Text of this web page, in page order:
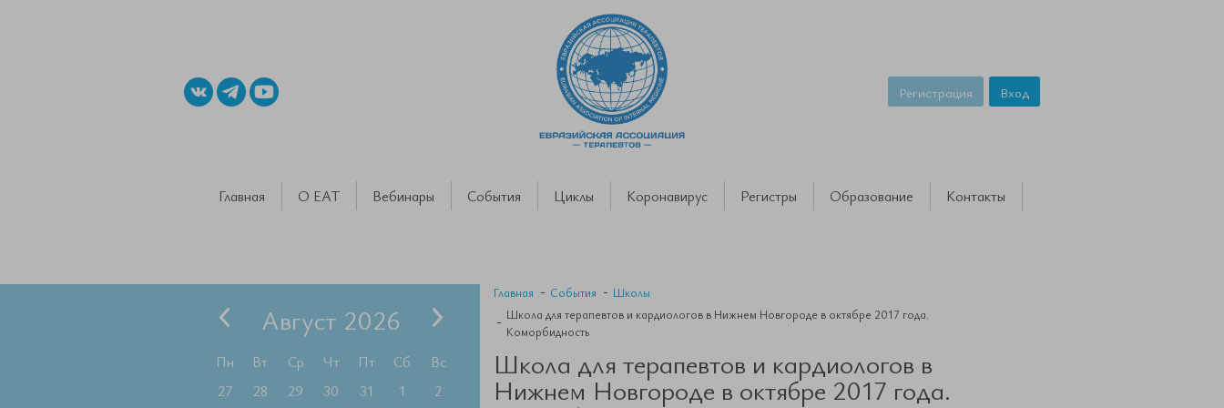
Регистрация Вход
Главная О ЕАТ Вебинары События Циклы Коронавирус Регистры Образование Контакты
Август 2026
Пн Вт Ср Чт Пт Сб
Вс
27
28 29 30 31 1
2
Главная События
Школы
Школа для терапевтов и кардиологов в Нижнем Новгороде в октябре 2017 года.
Коморбидность
Школа для терапевтов и кардиологов в
Нижнем Новгороде в октябре 2017 года.